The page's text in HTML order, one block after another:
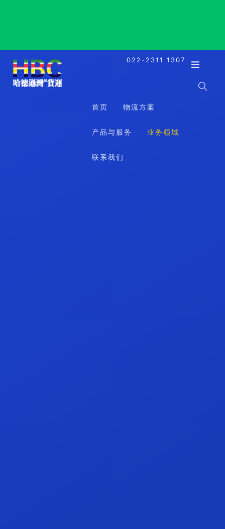
022-2311 1307
首页 物流方案
产品与服务 业务领域
联系我们